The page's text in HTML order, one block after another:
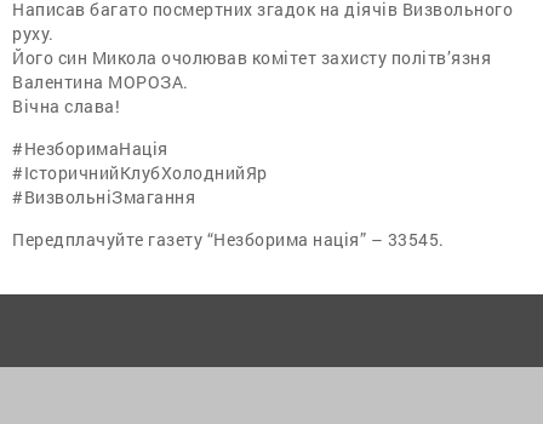
Написав багато посмертних згадок на діячів Визвольного
руху.
Його син Микола очолював комітет захисту політв’язня
Валентина МОРОЗА.
Вічна слава!
#НезборимаНація
#ІсторичнийКлубХолоднийЯр
#ВизвольніЗмагання
Передплачуйте газету “Незборима нація” – 33545.